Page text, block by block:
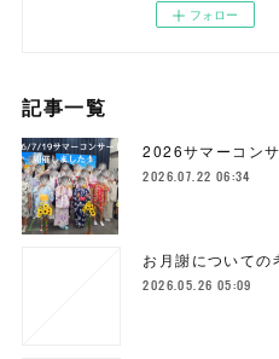
フォロー
記事一覧
2026サマーコン
2026.07.22 06:34
お月謝についての
2026.05.26 05:09